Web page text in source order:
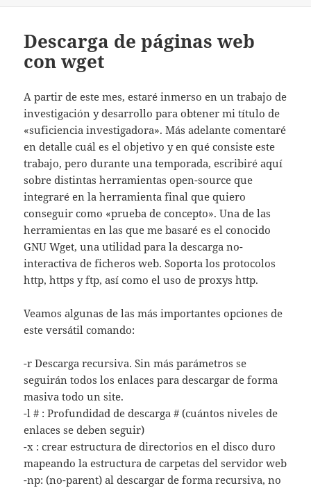
Descarga de páginas web
con wget
A partir de este mes, estaré inmerso en un trabajo de
investigación y desarrollo para obtener mi título de
«suficiencia investigadora». Más adelante comentaré
en detalle cuál es el objetivo y en qué consiste este
trabajo, pero durante una temporada, escribiré aquí
sobre distintas herramientas open-source que
integraré en la herramienta final que quiero
conseguir como «prueba de concepto». Una de las
herramientas en las que me basaré es el conocido
GNU Wget, una utilidad para la descarga no-
interactiva de ficheros web. Soporta los protocolos
http, https y ftp, así como el uso de proxys http.
Veamos algunas de las más importantes opciones de
este versátil comando:
-r Descarga recursiva. Sin más parámetros se
seguirán todos los enlaces para descargar de forma
masiva todo un site.
-l # : Profundidad de descarga # (cuántos niveles de
enlaces se deben seguir)
-x : crear estructura de directorios en el disco duro
mapeando la estructura de carpetas del servidor web
-np: (no-parent) al descargar de forma recursiva, no